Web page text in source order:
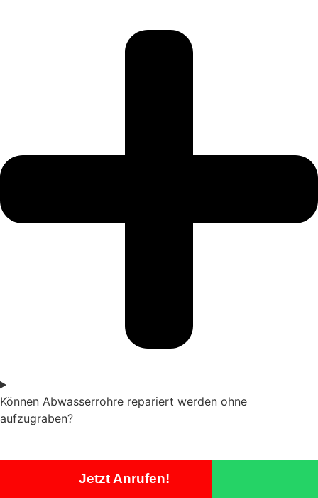
Können Abwasserrohre repariert werden ohne
aufzugraben?
Jetzt Anrufen!